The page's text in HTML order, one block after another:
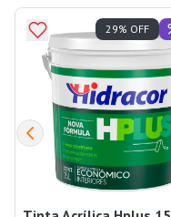
29% OFF